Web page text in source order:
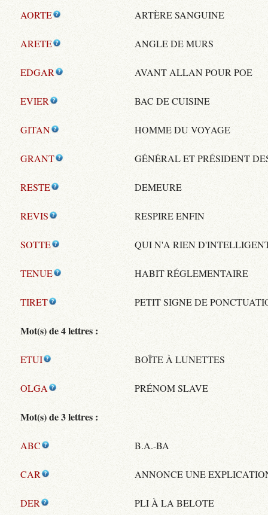
AORTE ARTÈRE SANGUINE
ARETE ANGLE DE MURS
EDGAR AVANT ALLAN POUR POE
EVIER BAC DE CUISINE
GITAN HOMME DU VOYAGE
GRANT GÉNÉRAL ET PRÉSIDENT
RESTE DEMEURE
REVIS RESPIRE ENFIN
SOTTE QUI N'A RIEN
TENUE HABIT RÉGLEMENTAIRE
TIRET PETIT SIGNE DE
Mot(s) de 4 lettres :
ETUI BOÎTE À LUNETTES
OLGA PRÉNOM SLAVE
Mot(s) de 3 lettres :
ABC B.A.-BA
CAR ANNONCE UNE
DER PLI À LA BELOTE